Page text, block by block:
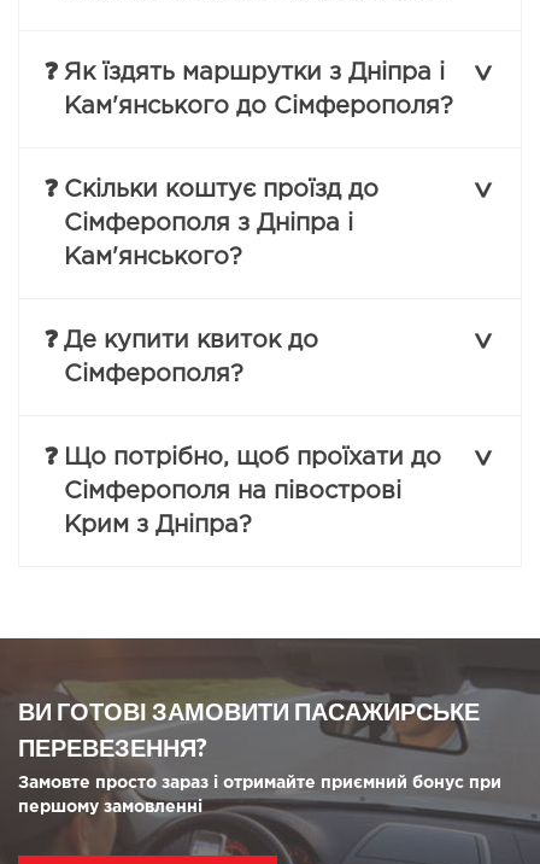
❓ Як їздять маршрутки з Дніпра і
Кам'янського до Сімферополя?
❓ Скільки коштує проїзд до
Сімферополя з Дніпра і
Кам'янського?
❓ Де купити квиток до
Сімферополя?
❓ Що потрібно, щоб проїхати до
Сімферополя на півострові
Крим з Дніпра?
ВИ ГОТОВІ ЗАМОВИТИ ПАСАЖИРСЬКЕ
ПЕРЕВЕЗЕННЯ?
Замовте просто зараз і отримайте приємний бонус при
першому замовленні